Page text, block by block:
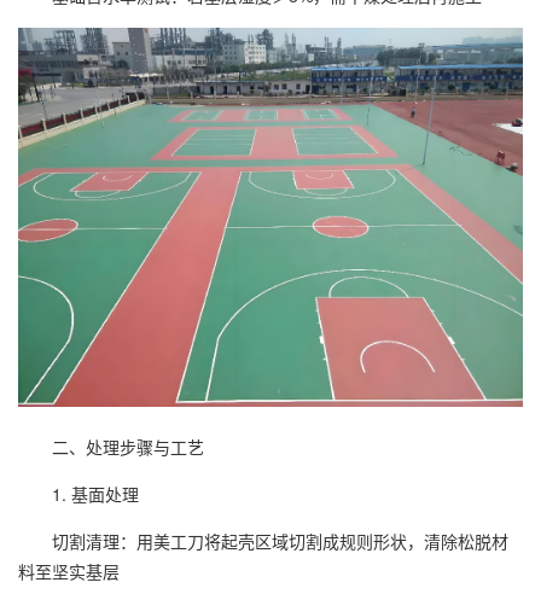
二、处理步骤与工艺
1. 基面处理
切割清理：用美工刀将起壳区域切割成规则形状，清除松脱材
料至坚实基层